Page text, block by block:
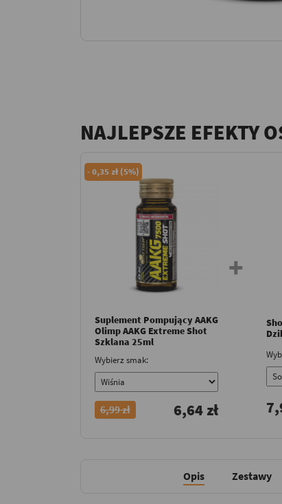
NAJLEPSZE EFEKTY
-0,35 zł (5%)
Suplement Pompujący AAKG
Olimp AAKG Extreme Shot
Szklana 25ml
Wybierz smak:
6,99 zł 6,64 zł
Opis Zestawy